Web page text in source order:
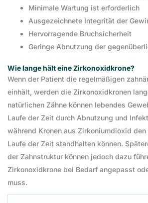
Minimale Wartung ist erforderlich
Ausgezeichnete Integrität der
Hervorragende Bruchsicherheit
Geringe Abnutzung der
Wie lange hält eine Zirkonoxidkrone?
Wenn der Patient die regelmäßigen
einhält, werden die Zirkonoxidkronen
natürlichen Zähne können lebendes
Laufe der Zeit durch Abnutzung und
während Kronen aus Zirkoniumdioxid den
Laufe der Zeit standhalten können.
der Zahnstruktur können jedoch dazu
Zirkonoxidkrone bei Bedarf angepasst
muss.